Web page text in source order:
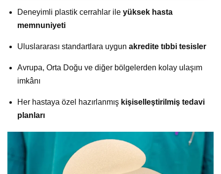
Deneyimli plastik cerrahlar ile yüksek hasta
memnuniyeti
Uluslararası standartlara uygun akredite tıbbi tesisler
Avrupa, Orta Doğu ve diğer bölgelerden kolay ulaşım
imkânı
Her hastaya özel hazırlanmış kişiselleştirilmiş tedavi
planları